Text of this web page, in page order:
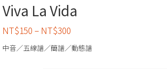
Viva La Vida
NT$150 – NT$300
中音／五線譜／簡譜／動態譜